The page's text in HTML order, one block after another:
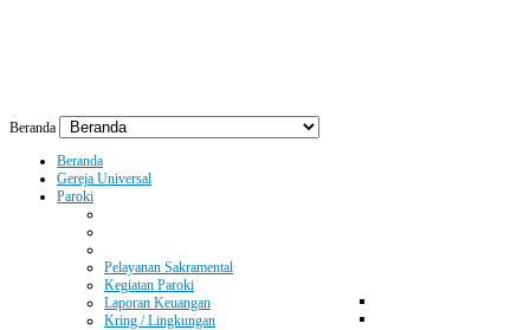
Beranda
Beranda
Gereja Universal
Paroki
Pelayanan Sakramental
Kegiatan Paroki
Laporan Keuangan
Kring / Lingkungan